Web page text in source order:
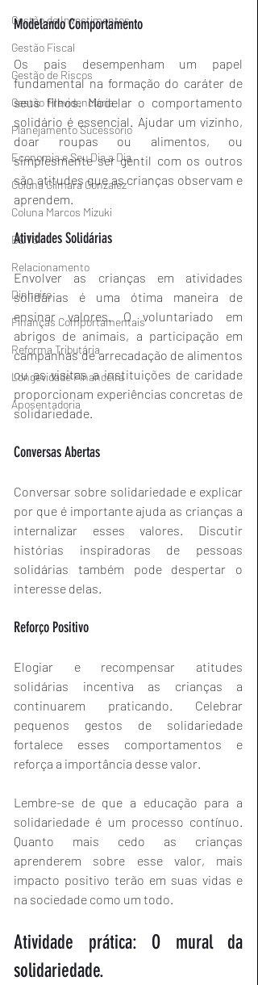
Gestão de Investimentos
Gestão Fiscal
Gestão de Riscos
Gestão Previdenciária
Planejamento Sucessório
Economia e Seu Dia a Dia
Coluna Gilmara Gonzalez
Coluna Marcos Mizuki
BETS
Relacionamento
Dinheiro
Finanças Comportamentais
Reforma Tributária
Longevidade Financeira
Aposentadoria
Modelando Comportamento
Os pais desempenham um papel
fundamental na formação do caráter de
seus filhos. Modelar o comportamento
solidário é essencial. Ajudar um vizinho,
doar roupas ou alimentos, ou
simplesmente ser gentil com os outros
são atitudes que as crianças observam e
aprendem.
Atividades Solidárias
Envolver as crianças em atividades
solidárias é uma ótima maneira de
ensinar valores. O voluntariado em
abrigos de animais, a participação em
campanhas de arrecadação de alimentos
ou as visitas a instituições de caridade
proporcionam experiências concretas de
solidariedade.
Conversas Abertas
Conversar sobre solidariedade e explicar
por que é importante ajuda as crianças a
internalizar esses valores. Discutir
histórias inspiradoras de pessoas
solidárias também pode despertar o
interesse delas.
Reforço Positivo
Elogiar e recompensar atitudes
solidárias incentiva as crianças a
continuarem praticando. Celebrar
pequenos gestos de solidariedade
fortalece esses comportamentos e
reforça a importância desse valor.
Lembre-se de que a educação para a
solidariedade é um processo contínuo.
Quanto mais cedo as crianças
aprenderem sobre esse valor, mais
impacto positivo terão em suas vidas e
na sociedade como um todo.
Atividade prática: O mural da
solidariedade.